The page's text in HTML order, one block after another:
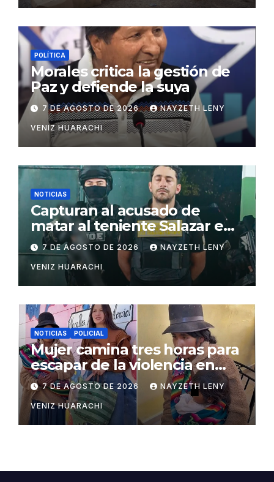
POLÍTICA
Morales critica la gestión de
Paz y defiende la suya
7 DE AGOSTO DE 2026 NAYZETH LENY
VENIZ HUARACHI
NOTICIAS
Capturan al acusado de
matar al teniente Salazar en
San Matías
7 DE AGOSTO DE 2026 NAYZETH LENY
VENIZ HUARACHI
NOTICIAS POLICIAL
Mujer camina tres horas para
escapar de la violencia en
Potosí
7 DE AGOSTO DE 2026 NAYZETH LENY
VENIZ HUARACHI